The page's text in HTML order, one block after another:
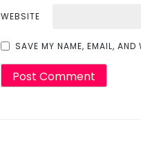
WEBSITE
SAVE MY NAME, EMAIL,